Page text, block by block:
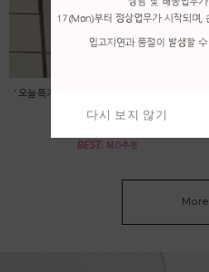
*오늘특가 58000->53000 베이지,차콜 당
일출고* 롤 라운드 니트
More
다시 보지 않기
다시 보지 않기